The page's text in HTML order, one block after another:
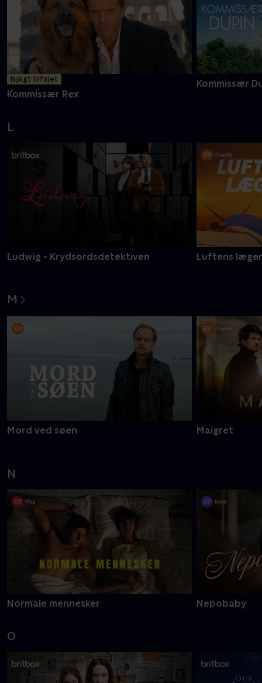
Nyligt tilføjet
Kommissær Rex
Kommissær
L
Ludwig - Krydsordsdetektiven Luftens læger
M
Mord ved søen Maigret
N
Normale mennesker Nepobaby
O